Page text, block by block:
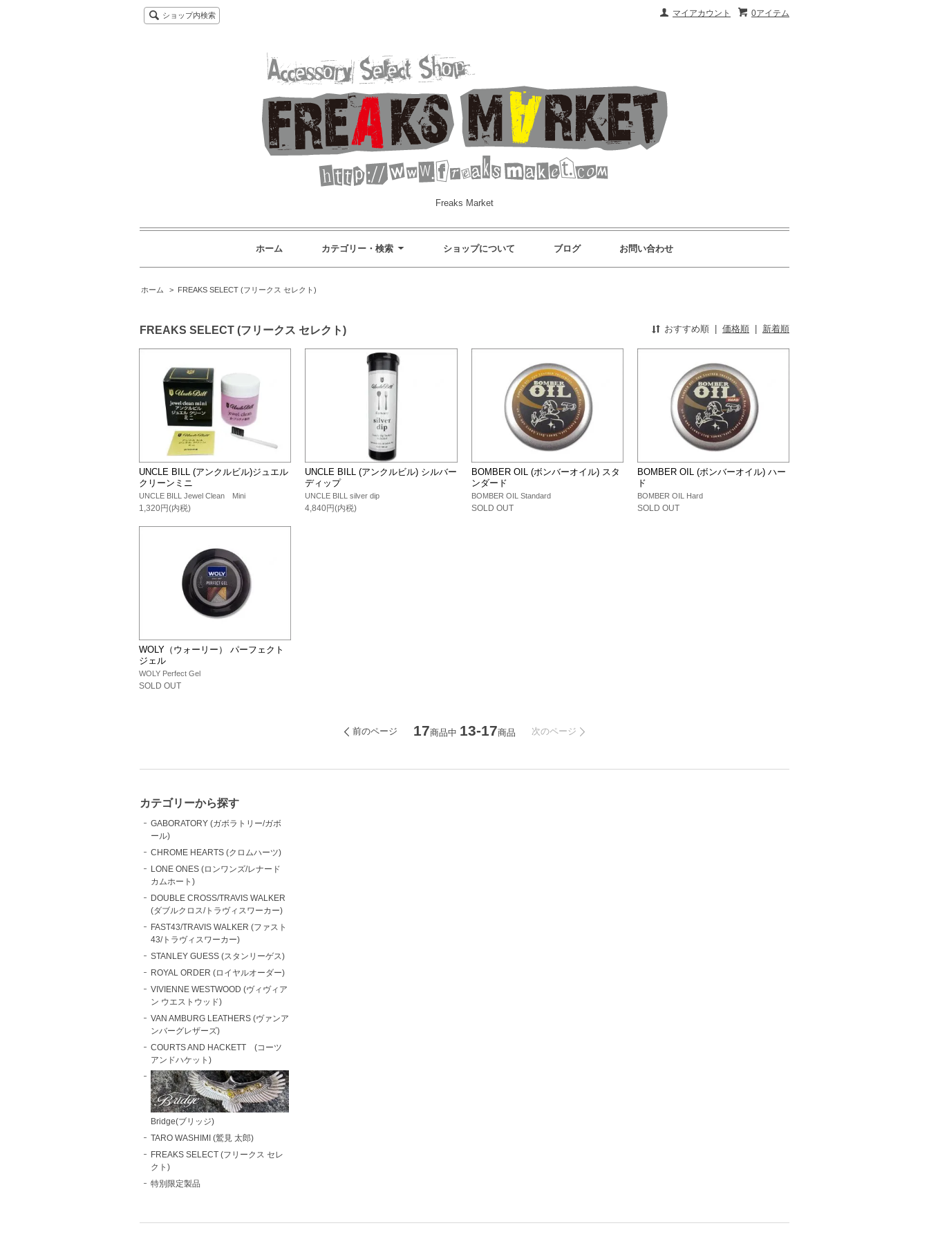
0アイテム
マイアカウント
ショップ内検索
Freaks Market
ホーム カテゴリー・検索 ショップについて ブログ お問い合わせ
ホーム > FREAKS SELECT (フリークス セレクト)
FREAKS SELECT (フリークス セレクト) おすすめ順 | 価格順 | 新着順
UNCLE BILL (アンクルビル)ジュエル
クリーンミニ
UNCLE BILL Jewel Clean Mini
1,320円(内税)
UNCLE BILL (アンクルビル) シルバー
ディップ
UNCLE BILL silver dip
4,840円(内税)
BOMBER OIL (ボンバーオイル) スタ
ンダード
BOMBER OIL Standard
SOLD OUT
BOMBER OIL (ボンバーオイル) ハー
ド
BOMBER OIL Hard
SOLD OUT
WOLY（ウォーリー） パーフェクト
ジェル
WOLY Perfect Gel
SOLD OUT
前のページ 17商品中 13-17商品 次のページ
カテゴリーから探す
GABORATORY (ガボラトリー/ガボ
ール)
CHROME HEARTS (クロムハーツ)
LONE ONES (ロンワンズ/レナード
カムホート)
DOUBLE CROSS/TRAVIS WALKER
(ダブルクロス/トラヴィスワーカー)
FAST43/TRAVIS WALKER (ファスト
43/トラヴィスワーカー)
STANLEY GUESS (スタンリーゲス)
ROYAL ORDER (ロイヤルオーダー)
VIVIENNE WESTWOOD (ヴィヴィア
ン ウエストウッド)
VAN AMBURG LEATHERS (ヴァンア
ンバーグレザーズ)
COURTS AND HACKETT (コーツ
アンドハケット)
Bridge(ブリッジ)
TARO WASHIMI (鷲見 太郎)
FREAKS SELECT (フリークス セレ
クト)
特別限定製品